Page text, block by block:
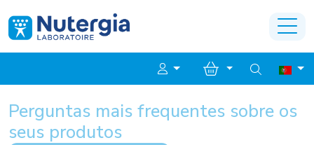
Perguntas mais frequentes sobre os
seus produtos